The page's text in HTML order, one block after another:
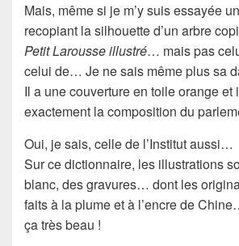
Mais, même si je m’y suis essayée
recopiant la silhouette d’un arbre
Petit Larousse illustré… mais pas
celui de… Je ne sais même plus sa
Il a une couverture en toile orange et
exactement la composition du
Oui, je sais, celle de l’Institutaussi…
Sur cedictionnaire, les illustrations
blanc, desgravures… dont les
faits à la plume et à l’encre de
ça très beau !